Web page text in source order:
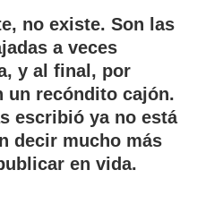
no existe. Son las
a veces
y al final, por
un recóndito cajón.
escribió ya no está
decir mucho más
en vida.